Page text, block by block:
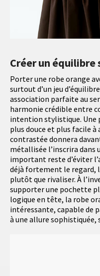
Créer un équilibre
Porter une robe orange
surtout d’un jeu
association parfaite au
harmonie crédible entre
intention stylistique. Une
plus douce et plus facile
contrastée donnera
métallisée l’inscrira dans
important reste d’éviter
déjà fortement le regard,
plutôt que rivaliser. À
supporter une pochette
logique en tête, la robe
intéressante, capable de
à une allure sophistiquée,